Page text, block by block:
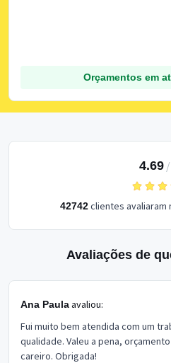
Orçamentos em
4.69/
42742clientes avaliaram
Avaliações de
Ana Paulaavaliou:
Fui muito bem atendida com um
qualidade. Valeu a pena,
careiro. Obrigada!